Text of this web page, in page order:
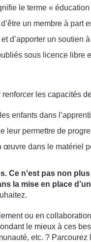
le terme «
un membre à part
d’apporter un
sous licence
les capacités
enfants dans
leur permettre de
dans le
Ce n'est pas non
la mise en place
ou en
le mieux à ces
etc. ?